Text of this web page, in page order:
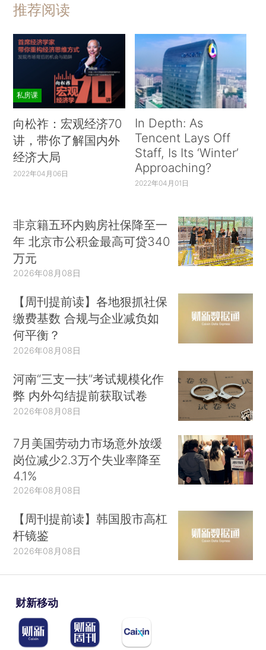
推荐阅读
私房课
向松祚：宏观经济70
讲，带你了解国内外
经济大局
2022年04月06日
In Depth: As
Tencent Lays Off
Staff, Is Its ‘Winter’
Approaching?
2022年04月01日
非京籍五环内购房社保降至一
年 北京市公积金最高可贷340
万元
2026年08月08日
【周刊提前读】各地狠抓社保
缴费基数 合规与企业减负如
何平衡？
2026年08月08日
河南“三支一扶”考试规模化作
弊 内外勾结提前获取试卷
2026年08月08日
7月美国劳动力市场意外放缓
岗位减少2.3万个失业率降至
4.1%
2026年08月08日
【周刊提前读】韩国股市高杠
杆镜鉴
2026年08月08日
财新移动